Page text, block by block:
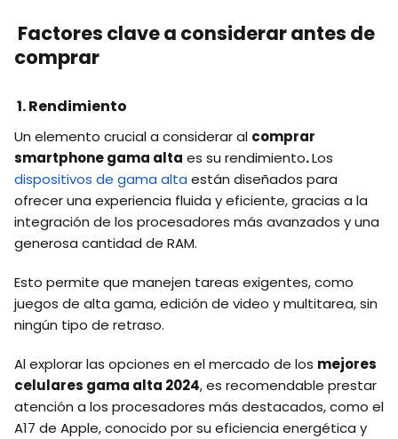
Factores clave a considerar antes de
comprar
1. Rendimiento
Un elemento crucial a considerar al comprar
smartphone gama alta es su rendimiento.Los
dispositivos de gama alta están diseñados para
ofrecer una experiencia fluida y eficiente, gracias a la
integración de los procesadores más avanzados y una
generosa cantidad de RAM.
Esto permite que manejen tareas exigentes, como
juegos de alta gama, edición de video y multitarea, sin
ningún tipo de retraso.
Al explorar las opciones en el mercado de los mejores
celulares gama alta 2024, es recomendable prestar
atención a los procesadores más destacados, como el
A17 de Apple, conocido por su eficiencia energética y